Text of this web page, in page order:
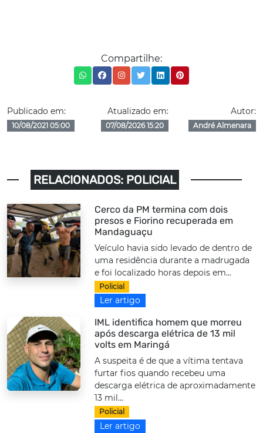
Compartilhe:
Publicado em:
10/08/2021 05:00
Atualizado em:
07/08/2026 15:20
Autor:
André Almenara
RELACIONADOS: POLICIAL
Cerco da PM termina com dois
presos e Fiorino recuperada em
Mandaguaçu
Veículo havia sido levado de dentro de
uma residência durante a madrugada
e foi localizado horas depois em...
Policial
Ler artigo
IML identifica homem que morreu
após descarga elétrica de 13 mil
volts em Maringá
A suspeita é de que a vítima tentava
furtar fios quando recebeu uma
descarga elétrica de aproximadamente
13 mil...
Policial
Ler artigo